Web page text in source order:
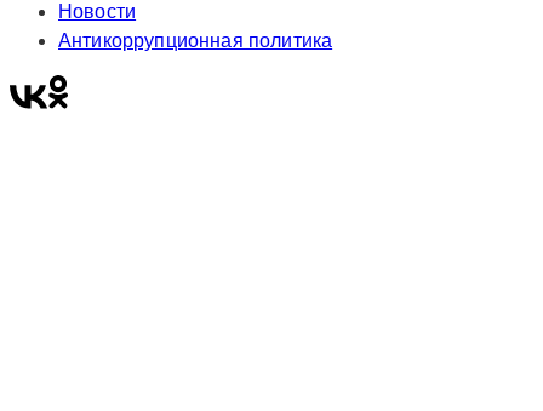
Новости
Антикоррупционная политика